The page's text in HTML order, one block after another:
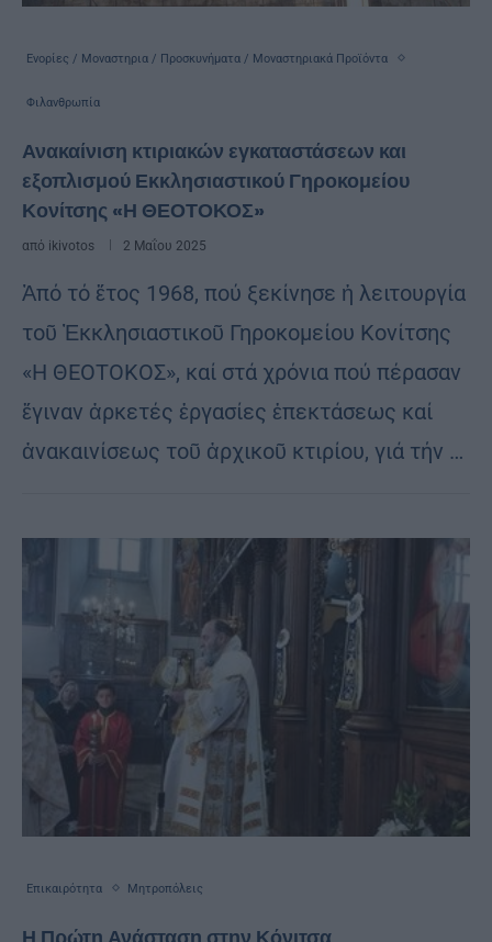
Ενορίες / Μοναστηρια / Προσκυνήματα / Μοναστηριακά Προϊόντα
Φιλανθρωπία
Ανακαίνιση κτιριακών εγκαταστάσεων και
εξοπλισμού Εκκλησιαστικού Γηροκομείου
Κονίτσης «Η ΘΕΟΤΟΚΟΣ»
από ikivotos 2 Μαΐου 2025
Ἀπό τό ἔτος 1968, πού ξεκίνησε ἡ λειτουργία
τοῦ Ἐκκλησιαστικοῦ Γηροκομείου Κονίτσης
«Η ΘΕΟΤΟΚΟΣ», καί στά χρόνια πού πέρασαν
ἔγιναν ἀρκετές ἐργασίες ἐπεκτάσεως καί
ἀνακαινίσεως τοῦ ἀρχικοῦ κτιρίου, γιά τήν …
Επικαιρότητα Μητροπόλεις